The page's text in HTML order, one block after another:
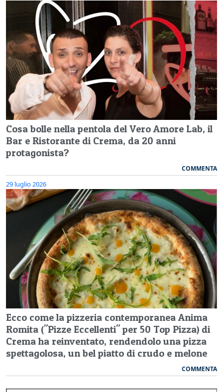
Cosa bolle nella pentola del Vero Amore Lab, il
Bar e Ristorante di Crema, da 20 anni
protagonista?
COMMENTA
29 luglio 2026
Ecco come la pizzeria contemporanea Anima
Romita ("Pizze Eccellenti" per 50 Top Pizza) di
Crema ha reinventato, rendendolo una pizza
spettagolosa, un bel piatto di crudo e melone
COMMENTA